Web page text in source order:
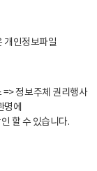
개인정보파일
정보주체 권리행사
에
할 수 있습니다.